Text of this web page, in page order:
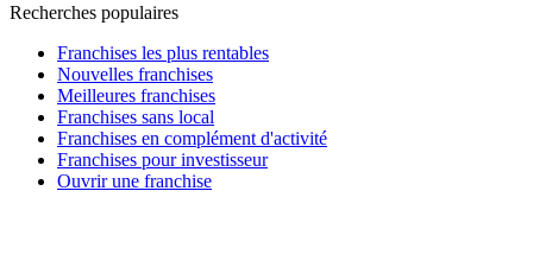
Recherches populaires
Franchises les plus rentables
Nouvelles franchises
Meilleures franchises
Franchises sans local
Franchises en complément d'activité
Franchises pour investisseur
Ouvrir une franchise